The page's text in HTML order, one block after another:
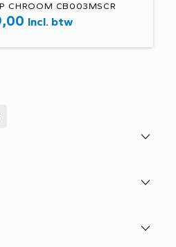
CHROOM CB003MSCR
Incl. btw